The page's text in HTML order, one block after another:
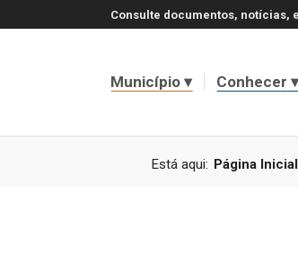
Consulte documentos, notícias,
Município Conhecer
Está aqui: Página Inicial